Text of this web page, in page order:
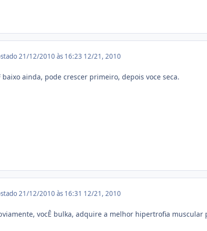
21/12/2010 às 16:23 12/21, 2010
baixo ainda, pode crescer primeiro, depois voce seca.
21/12/2010 às 16:31 12/21, 2010
vocÊ bulka, adquire a melhor hipertrofia